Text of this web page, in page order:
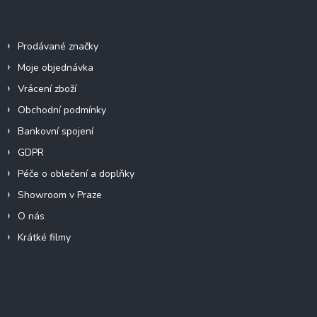
Prodávané značky
Moje objednávka
Vrácení zboží
Obchodní podmínky
Bankovní spojení
GDPR
Péče o oblečení a doplňky
Showroom v Praze
O nás
Krátké filmy